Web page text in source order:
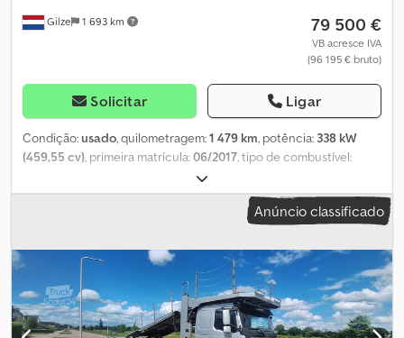
Gilze 1 693 km 79 500 €
VB acresce IVA
(96 195 € bruto)
Solicitar Ligar
Condição:usado, quilometragem:1 479 km, potência: 338 kW
(459,55 cv), primeira matrícula:06/2017, tipo de combustível:
385/55R22.5
distância entre eixos:3 900 mm, combustível:diesel, travões:
, tipo de engrenagem:automático,
Equipamento:ABS, AdBlue, aquecedor de assento, aquecedor
estacionário, ar condicionado, assistente de manutenção de
faixa, bloqueio do diferencial, controlo de tração, controlo de
velocidade de cruzeiro, direção assistida, fecho centralizado,
frigorífico, regulação eléctrica dos vidros, spoiler, = Outras
Anúncio classificado